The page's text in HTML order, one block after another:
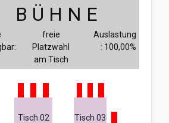
B Ü H N E
freie
Platzwahl
am Tisch
Auslastung
: 100,00%
Tisch 02 Tisch 03